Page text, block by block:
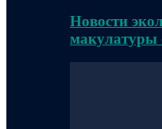
Новости
макулатуры